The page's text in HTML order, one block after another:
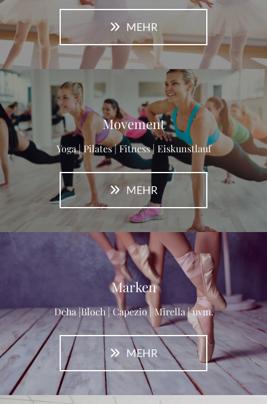
MEHR
Movement
Yoga | Pilates | Fitness | Eiskunstlauf
MEHR
Marken
Deha |Bloch | Capezio | Mirella | uvm.
MEHR